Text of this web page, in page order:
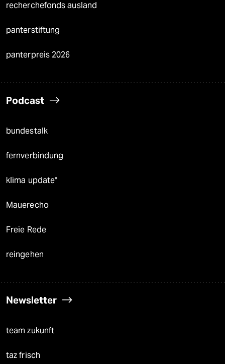
recherchefonds ausland
panterstiftung
panterpreis 2026
Podcast
bundestalk
fernverbindung
klima update°
Mauerecho
Freie Rede
reingehen
Newsletter
team zukunft
taz frisch